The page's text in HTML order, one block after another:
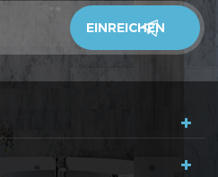
von 24 Stunden mit Ihnen
Vielen Dank!